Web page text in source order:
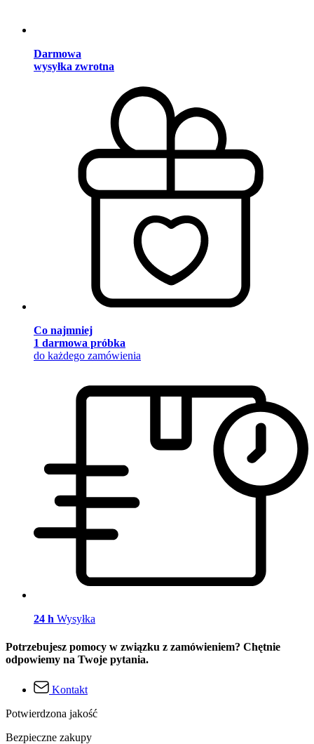
Darmowa
wysyłka zwrotna
Co najmniej
1 darmowa próbka
do każdego zamówienia
24 h Wysyłka
Potrzebujesz pomocy w związku z zamówieniem? Chętnie
odpowiemy na Twoje pytania.
Kontakt
Potwierdzona jakość
Bezpieczne zakupy